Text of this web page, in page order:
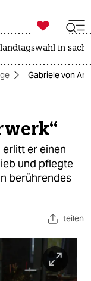

taz zahl ich
landtagswahl in
Gabriele von
erlitt er einen
und pflegte
berührendes
teilen